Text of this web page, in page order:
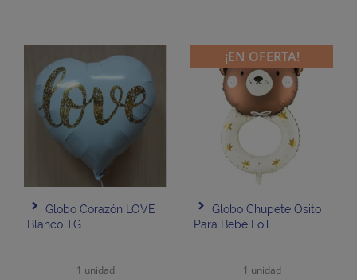
Globo Corazón LOVE
Blanco TG
1 unidad
Globo Chupete Osito
Para Bebé Foil
1 unidad
¡EN OFERTA!